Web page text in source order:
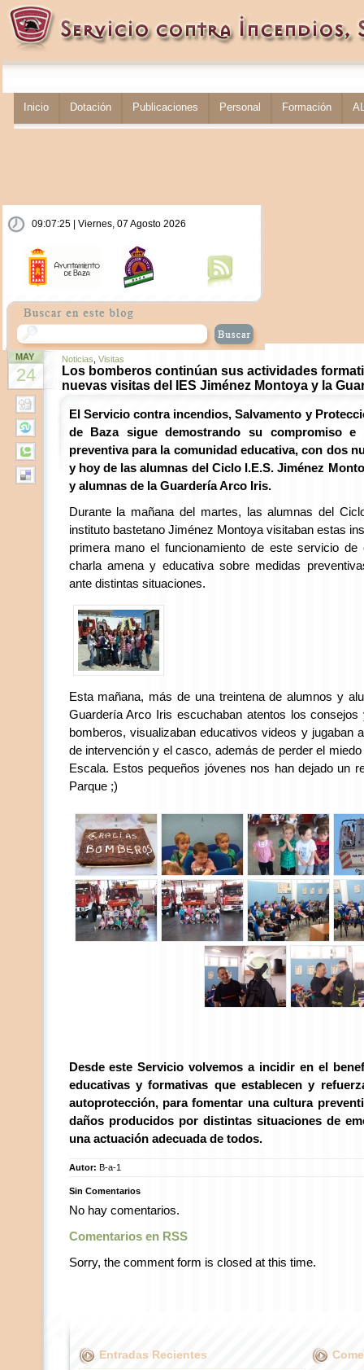
Inicio Dotación Publicaciones Personal Formación
09:07:26 | Viernes, 07 Agosto 2026
MAY
24
Noticias Visitas
Los bomberos continúan sus actividades
nuevas visitas del IES Jiménez Montoya y la
El Servicio contra incendios, Salvamento y
de Baza sigue demostrando su compromiso
preventiva para la comunidad educativa, con dos
y hoy de las alumnas del Ciclo I.E.S. Jiménez
y alumnas de la Guardería Arco Iris.
Durante la mañana del martes, las alumnas del
instituto bastetano Jiménez Montoya visitaban estas
primera mano el funcionamiento de este servicio
charla amena y educativa sobre medidas
ante distintas situaciones.
Esta mañana, más de una treintena de alumnos y
Guardería Arco Iris escuchaban atentos los
bomberos, visualizaban educativos videos y jugaban
de intervención y el casco, además de perder el
Escala. Estos pequeños jóvenes nos han dejado un
Parque ;)
Desde este Servicio volvemos a incidir en el
educativas y formativas que establecen y
autoprotección, para fomentar una cultura
daños producidos por distintas situaciones de
una actuación adecuada de todos.
Autor: B-a-1
Sin Comentarios
No hay comentarios.
Comentarios en RSS
Sorry, the comment form is closed at this time.
Entradas Recientes